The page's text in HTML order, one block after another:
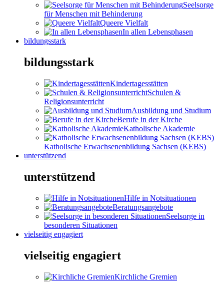
Seelsorge
für Menschen mit Behinderung
Queere Vielfalt
In allen Lebensphasen
bildungsstark
bildungsstark
Kindertagesstätten
Schulen &
Religionsunterricht
Ausbildung und Studium
Berufe in der Kirche
Katholische Akademie
Katholische Erwachsenenbildung Sachsen (KEBS)
unterstützend
unterstützend
Hilfe in Notsituationen
Beratungsangebote
Seelsorge in
besonderen Situationen
vielseitig engagiert
vielseitig engagiert
Kirchliche Gremien